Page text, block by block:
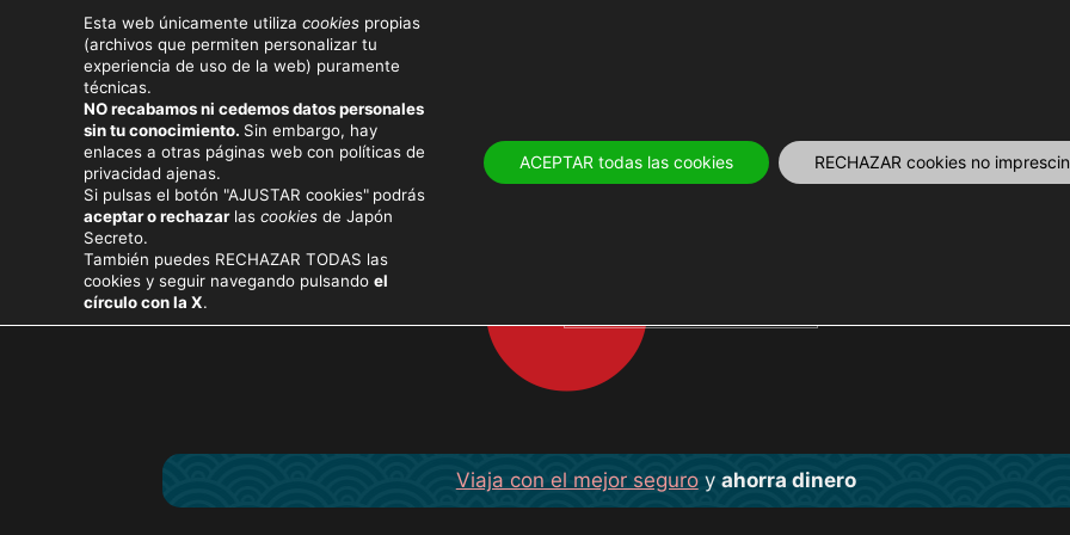
LUGARES
Viaja con el mejor seguroy ahorra dinero
Esta web únicamente utiliza cookies propias
(archivos que permiten personalizar tu
experiencia de uso de la web) puramente
técnicas.
NO recabamos ni cedemos datos personales
sin tu conocimiento. Sin embargo, hay
enlaces a otras páginas web con políticas de
privacidad ajenas.
Si pulsas el botón "AJUSTAR cookies" podrás
aceptar o rechazarlas cookies de Japón
Secreto.
También puedes RECHAZAR TODAS las
cookies y seguir navegando pulsando el
círculo con la X.
ACEPTAR todas las cookies RECHAZAR cookies no